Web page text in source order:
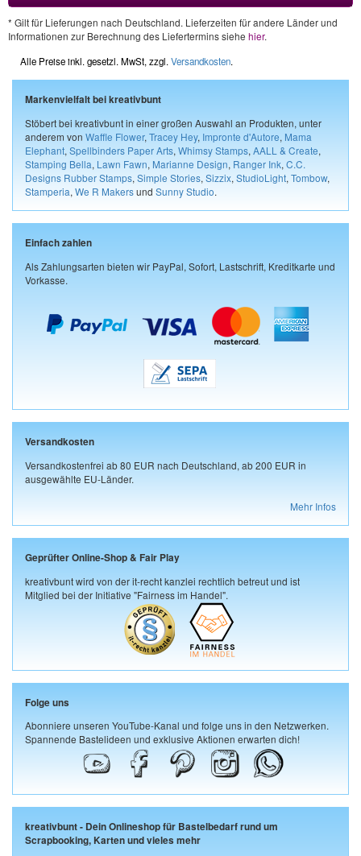
* Gilt für Lieferungen nach Deutschland. Lieferzeiten für andere Länder und
Informationen zur Berechnung des Liefertermins siehe hier.
Alle Preise inkl. gesetzl. MwSt, zzgl. Versandkosten.
Markenvielfalt bei kreativbunt
Stöbert bei kreativbunt in einer großen Auswahl an Produkten, unter
anderem von Waffle Flower, Tracey Hey, Impronte d'Autore, Mama
Elephant, Spellbinders Paper Arts, Whimsy Stamps, AALL & Create,
Stamping Bella, Lawn Fawn, Marianne Design, Ranger Ink, C.C.
Designs Rubber Stamps, Simple Stories, Sizzix, StudioLight, Tombow,
Stamperia, We R Makersund Sunny Studio.
Einfach zahlen
Als Zahlungsarten bieten wir PayPal, Sofort, Lastschrift, Kreditkarte und
Vorkasse.
Versandkosten
Versandkostenfrei ab 80 EUR nach Deutschland, ab 200 EUR in
ausgewählte EU-Länder.
Mehr Infos
Geprüfter Online-Shop & Fair Play
kreativbunt wird von der it-recht kanzlei rechtlich betreut und ist
Mitglied bei der Initiative "Fairness im Handel".
Folge uns
Abonniere unseren YouTube-Kanal und folge uns in den Netzwerken.
Spannende Bastelideen und exklusive Aktionen erwarten dich!
kreativbunt - Dein Onlineshop für Bastelbedarf rund um
Scrapbooking, Karten und vieles mehr